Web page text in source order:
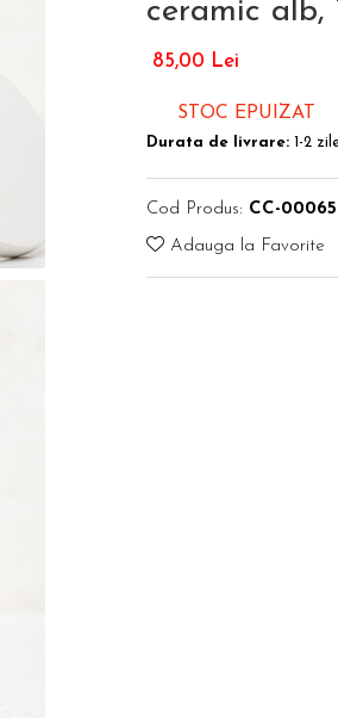
ceramic alb,
85,00 Lei
STOC EPUIZAT
Durata de livrare: 1-2
Cod Produs: CC-00065
Adauga la Favorite